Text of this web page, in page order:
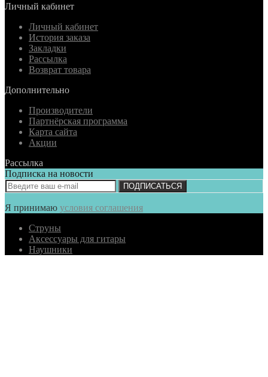
Личный кабинет
Личный кабинет
История заказа
Закладки
Рассылка
Возврат товара
Дополнительно
Производители
Партнёрская программа
Карта сайта
Акции
Рассылка
Подписка на новости
ПОДПИСАТЬСЯ
Я принимаю условия соглашения
Струны
Аксессуары для гитары
Наушники